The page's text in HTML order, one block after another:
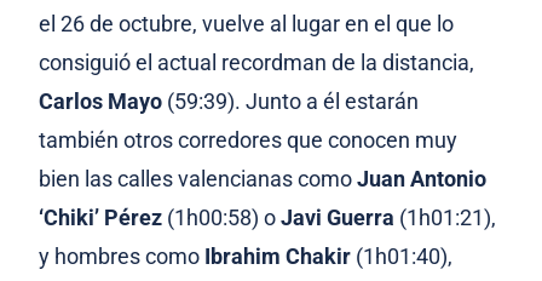
el 26 de octubre, vuelve al lugar en el que lo
consiguió el actual recordman de la distancia,
Carlos Mayo (59:39). Junto a él estarán
también otros corredores que conocen muy
bien las calles valencianas comoJuan Antonio
‘Chiki’ Pérez (1h00:58) oJavi Guerra (1h01:21),
y hombres como Ibrahim Chakir (1h01:40),